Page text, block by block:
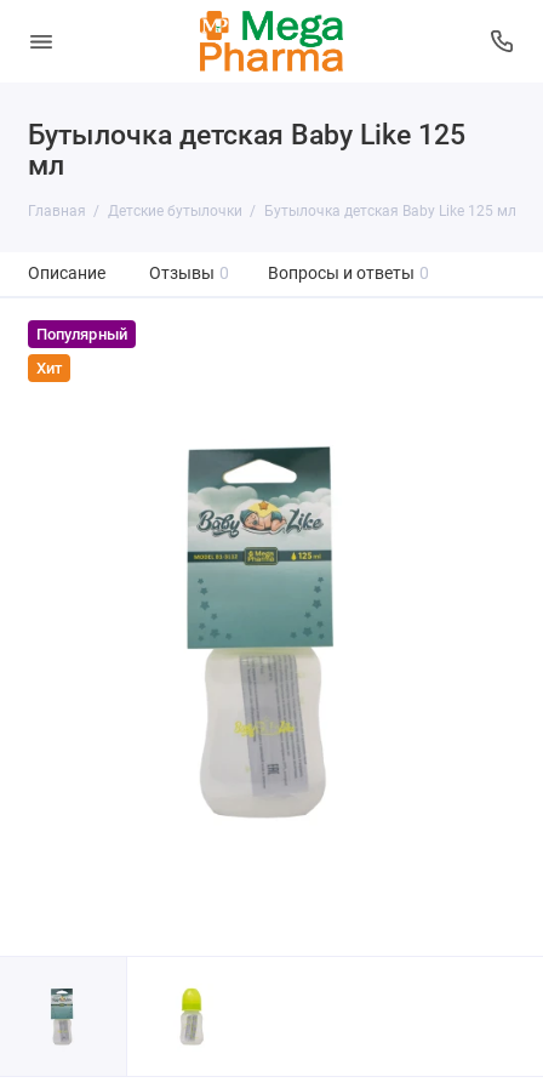
Бутылочка детская Baby Like 125
мл
Главная Детские бутылочки Бутылочка детская Baby Like 125 мл
Описание Отзывы 0 Вопросы и ответы 0
Популярный
Хит